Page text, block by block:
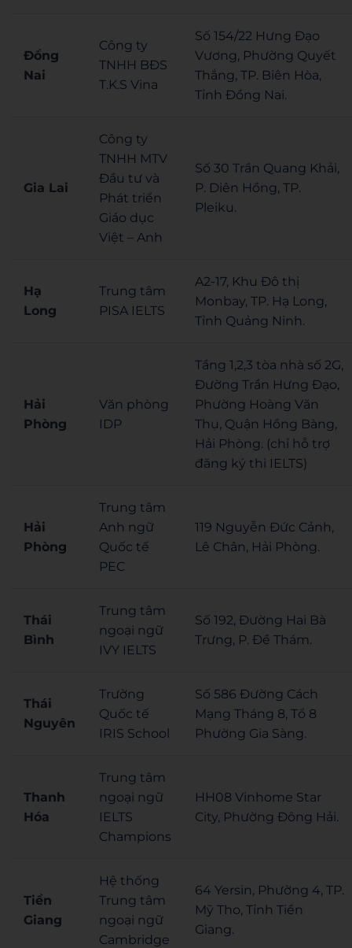
Đồng
Nai
Công ty
TNHH BĐS
T.K.S Vina
Số 154/22 Hưng Đạo
Vương, Phường Quyết
Thắng, TP. Biên Hòa,
Tỉnh Đồng Nai.
Gia Lai
Công ty
TNHH MTV
Đầu tư và
Phát triển
Giáo dục
Việt – Anh
Số 30 Trần Quang Khải,
P. Diên Hồng, TP.
Pleiku.
Hạ
Long
Trung tâm
PISA IELTS
A2-17, Khu Đô thị
Monbay, TP. Hạ Long,
Tỉnh Quảng Ninh.
Hải
Phòng
Văn phòng
IDP
Tầng 1,2,3 tòa nhà số 2G,
Đường Trần Hưng Đạo,
Phường Hoàng Văn
Thụ, Quận Hồng Bàng,
Hải Phòng. (chỉ hỗ trợ
đăng ký thi IELTS)
Hải
Phòng
Trung tâm
Anh ngữ
Quốc tế
PEC
119 Nguyễn Đức Cảnh,
Lê Chân, Hải Phòng.
Thái
Bình
Trung tâm
ngoại ngữ
IVY IELTS
Số 192, Đường Hai Bà
Trưng, P. Đề Thám.
Thái
Nguyên
Trường
Quốc tế
IRIS School
Số 586 Đường Cách
Mạng Tháng 8, Tổ 8
Phường Gia Sàng.
Thanh
Hóa
Trung tâm
ngoại ngữ
IELTS
Champions
HH08 Vinhome Star
City, Phường Đông Hải.
Tiền
Giang
Hệ thống
Trung tâm
ngoại ngữ
Cambridge
64 Yersin, Phường 4, TP.
Mỹ Tho, Tỉnh Tiền
Giang.